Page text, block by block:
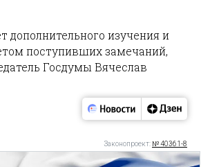
дополнительного изучения и
поступивших замечаний,
Госдумы Вячеслав
Законопроект: № 40361-8